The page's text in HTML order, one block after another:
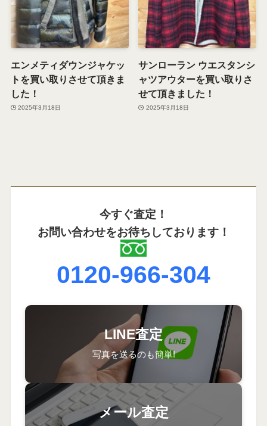
エンメティダウンジャケッ
トを買い取りさせて頂きま
した！
2025年3月18日
サンローラン ウエスタンシ
ャツアウターを買い取りさ
せて頂きました！
2025年3月18日
今すぐ査定！
お問い合わせをお待ちしております！
0120-966-304
LINE査定
写真を送るのも簡単!
メール査定